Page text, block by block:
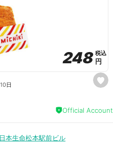
e
s
e
a
248
248 税込
税込
円
円
日
Official Account
本生命松本駅前ビル